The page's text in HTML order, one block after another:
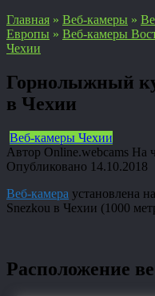
Главная » Веб-камеры »
Европы » Веб-камеры
Чехии
Горнолыжный
в Чехии
Веб-камеры Чехии
Автор Online.webcams На
Опубликовано 14.10.2018
Веб-камера установлена
Snezkou в Чехии (1000
Расположение